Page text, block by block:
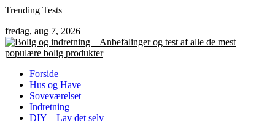
Skip
content
Trending Tests
fredag, aug 7, 2026
Forside
Hus og Have
Soveværelset
Indretning
DIY – Lav det selv